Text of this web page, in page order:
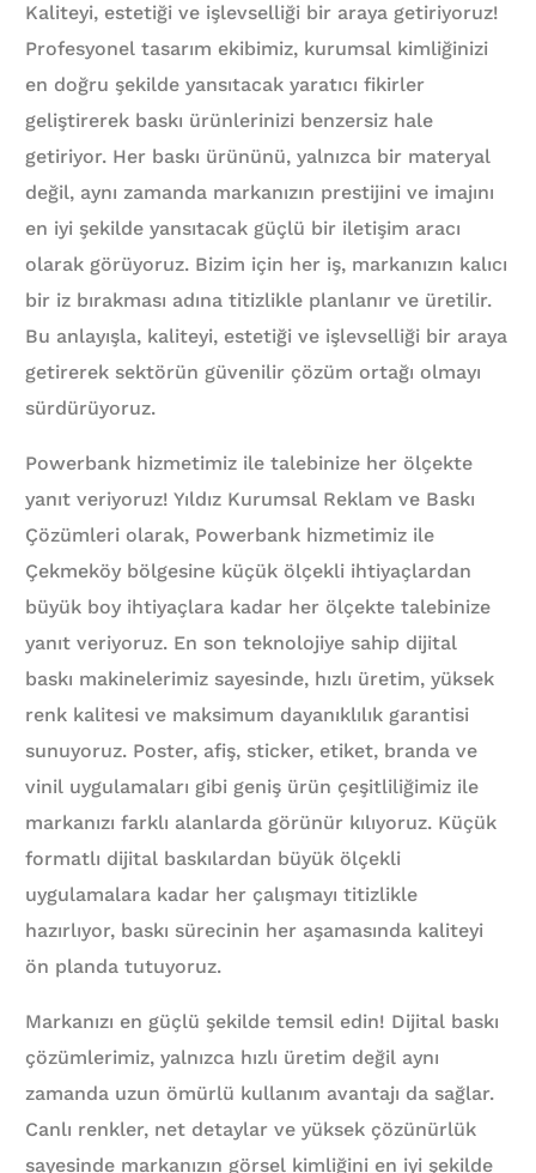
Kaliteyi, estetiği ve işlevselliği bir araya getiriyoruz!
Profesyonel tasarım ekibimiz, kurumsal kimliğinizi
en doğru şekilde yansıtacak yaratıcı fikirler
geliştirerek baskı ürünlerinizi benzersiz hale
getiriyor. Her baskı ürününü, yalnızca bir materyal
değil, aynı zamanda markanızın prestijini ve imajını
en iyi şekilde yansıtacak güçlü bir iletişim aracı
olarak görüyoruz. Bizim için her iş, markanızın kalıcı
bir iz bırakması adına titizlikle planlanır ve üretilir.
Bu anlayışla, kaliteyi, estetiği ve işlevselliği bir araya
getirerek sektörün güvenilir çözüm ortağı olmayı
sürdürüyoruz.
Powerbank hizmetimiz ile talebinize her ölçekte
yanıt veriyoruz! Yıldız Kurumsal Reklam ve Baskı
Çözümleri olarak, Powerbank hizmetimiz ile
Çekmeköy bölgesine küçük ölçekli ihtiyaçlardan
büyük boy ihtiyaçlara kadar her ölçekte talebinize
yanıt veriyoruz. En son teknolojiye sahip dijital
baskı makinelerimiz sayesinde, hızlı üretim, yüksek
renk kalitesi ve maksimum dayanıklılık garantisi
sunuyoruz. Poster, afiş, sticker, etiket, branda ve
vinil uygulamaları gibi geniş ürün çeşitliliğimiz ile
markanızı farklı alanlarda görünür kılıyoruz. Küçük
formatlı dijital baskılardan büyük ölçekli
uygulamalara kadar her çalışmayı titizlikle
hazırlıyor, baskı sürecinin her aşamasında kaliteyi
ön planda tutuyoruz.
Markanızı en güçlü şekilde temsil edin! Dijital baskı
çözümlerimiz, yalnızca hızlı üretim değil aynı
zamanda uzun ömürlü kullanım avantajı da sağlar.
Canlı renkler, net detaylar ve yüksek çözünürlük
sayesinde markanızın görsel kimliğini en iyi şekilde